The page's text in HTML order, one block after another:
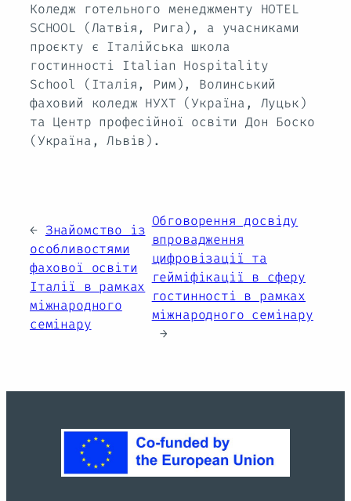
Коледж готельного менеджменту HOTEL
SCHOOL (Латвія, Рига), а учасниками
проєкту є Італійська школа
гостинності Italian Hospitality
School (Італія, Рим), Волинський
фаховий коледж НУХТ (Україна, Луцьк)
та Центр професійної освіти Дон Боско
(Україна, Львів).
← Знайомство із
особливостями
фахової освіти
Італії в рамках
міжнародного
семінару
Обговорення досвіду
впровадження
цифровізації та
гейміфікації в сферу
гостинності в рамках
міжнародного семінару
→